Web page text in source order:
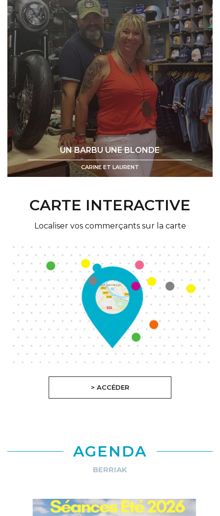
UN BARBU UNE BLONDE
CARINE ET LAURENT
CARTE INTERACTIVE
Localiser vos commerçants sur la carte
> ACCÉDER
AGENDA
BERRIAK